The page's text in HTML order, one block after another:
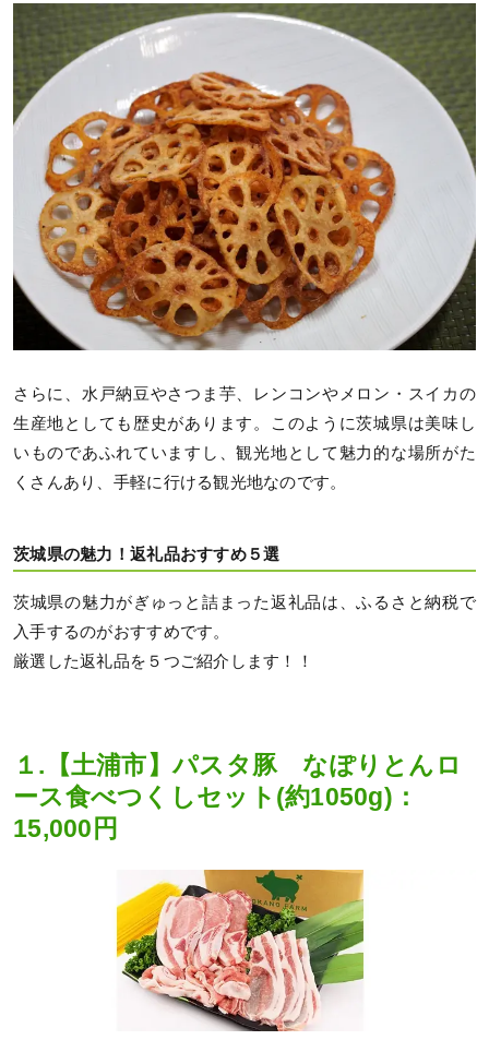
さらに、水戸納豆やさつま芋、レンコンやメロン・スイカの
生産地としても歴史があります。このように茨城県は美味し
いものであふれていますし、観光地として魅力的な場所がた
くさんあり、手軽に行ける観光地なのです。
茨城県の魅力！返礼品おすすめ５選
茨城県の魅力がぎゅっと詰まった返礼品は、ふるさと納税で
入手するのがおすすめです。
厳選した返礼品を５つご紹介します！！
１.【土浦市】パスタ豚 なぽりとんロ
ース食べつくしセット(約1050g)：
15,000円